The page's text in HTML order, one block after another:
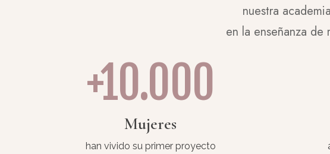
nuestra
en la enseñanza
+10.000
Mujeres
han vivido su primer proyecto